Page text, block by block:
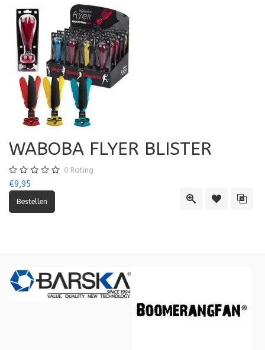
Quick ViewToevoegen
WABOBA FLYER BLISTER
0 Rating
€9,95